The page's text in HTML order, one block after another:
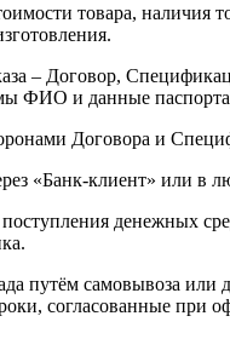
товара, наличия
– Договор,
ФИО и данные
Договора и
«Банк-клиент» или в
денежных
путём самовывоза или
согласованные при